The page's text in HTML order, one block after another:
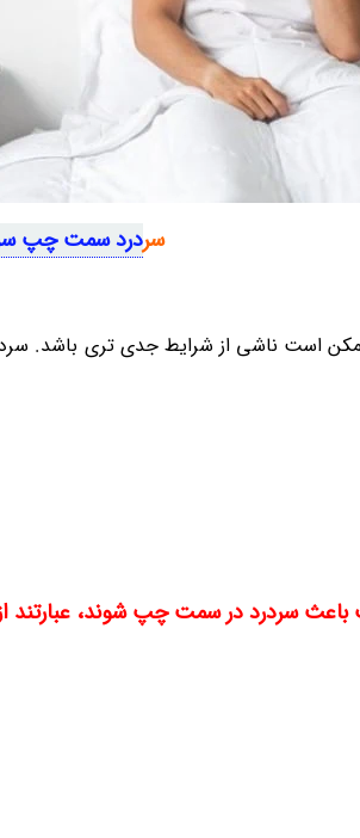
سردرد سمت چپ
است ناشی از شرایط جدی تری باشد.
سردرد در سمت چپ شوند، عبارتند